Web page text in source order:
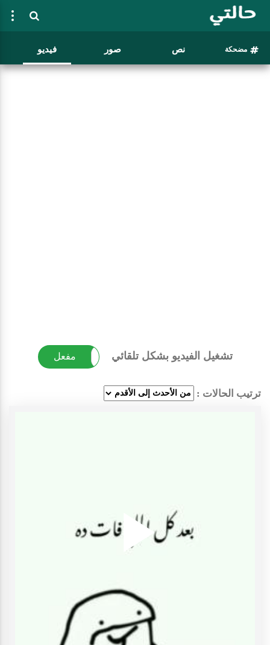
مضحكة نص صور فيديو
تشغيل الفيديو بشكل تلقائي مفعل غير مفعل
ترتيب الحالات :
Play